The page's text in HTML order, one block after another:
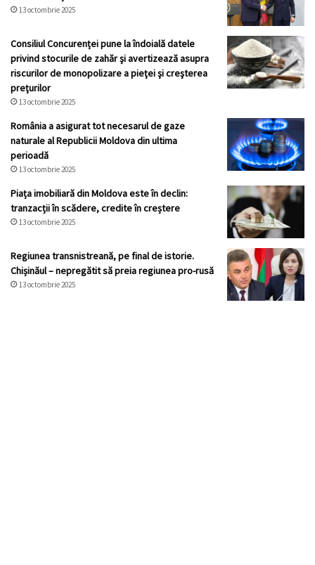
13 octombrie 2025
Consiliul Concurenței pune la îndoială datele
privind stocurile de zahăr şi avertizează asupra
riscurilor de monopolizare a pieţei şi creşterea
preţurilor
13 octombrie 2025
România a asigurat tot necesarul de gaze
naturale al Republicii Moldova din ultima
perioadă
13 octombrie 2025
Piața imobiliară din Moldova este în declin:
tranzacții în scădere, credite în creștere
13 octombrie 2025
Regiunea transnistreană, pe final de istorie.
Chișinăul – nepregătit să preia regiunea pro-rusă
13 octombrie 2025